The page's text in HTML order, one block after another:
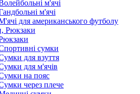
м'ячі
м'ячі
для американського футболу
Рюкзаки
сумки
для взуття
для м'ячів
на пояс
через плече